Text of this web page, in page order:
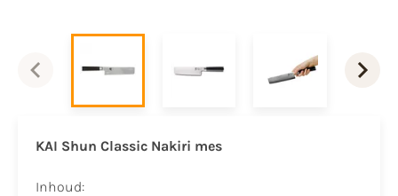
KAI Shun Classic Nakiri mes
Inhoud: